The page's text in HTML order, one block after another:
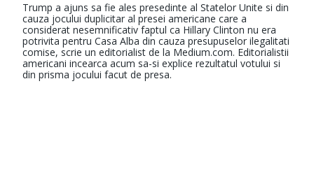
Trump a ajuns sa fie ales presedinte al Statelor Unite si din
cauza jocului duplicitar al presei americane care a
considerat nesemnificativ faptul ca Hillary Clinton nu era
potrivita pentru Casa Alba din cauza presupuselor ilegalitati
comise, scrie un editorialist de la Medium.com. Editorialistii
americani incearca acum sa-si explice rezultatul votului si
din prisma jocului facut de presa.